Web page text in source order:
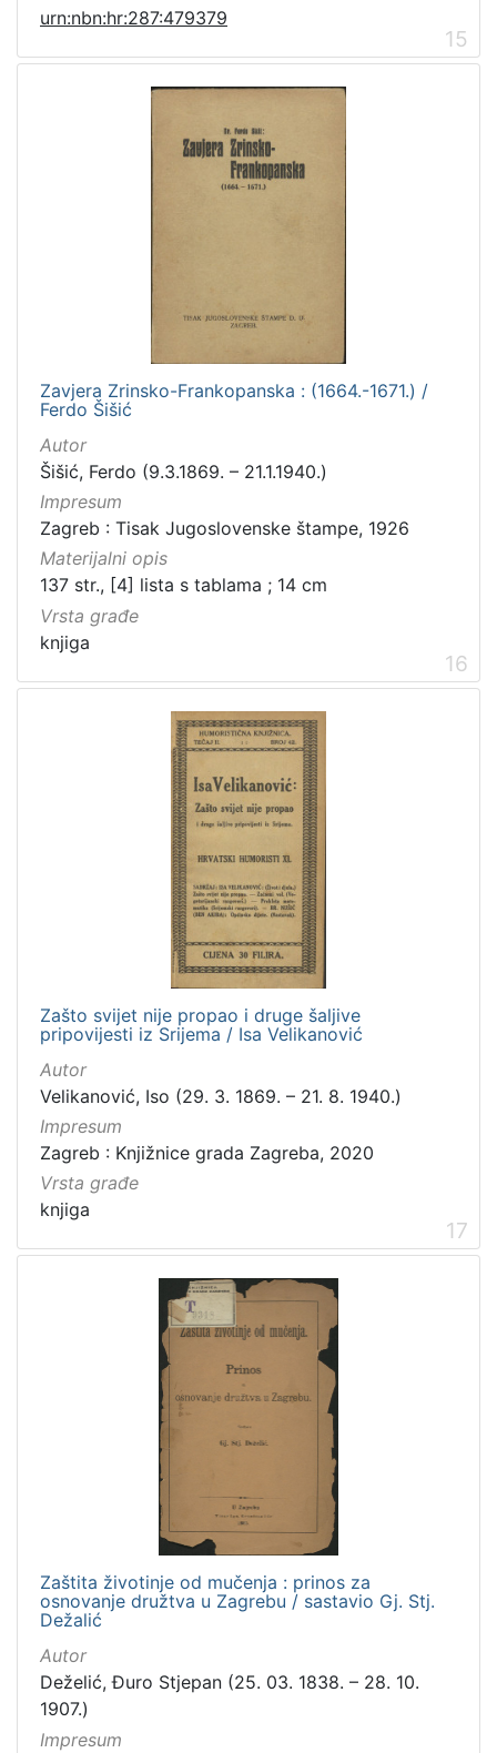
urn:nbn:hr:287:479379
15
Zavjera Zrinsko-Frankopanska : (1664.-1671.) /
Ferdo Šišić
Autor
Šišić, Ferdo (9.3.1869. – 21.1.1940.)
Impresum
Zagreb : Tisak Jugoslovenske štampe, 1926
Materijalni opis
137 str., [4] lista s tablama ; 14 cm
Vrsta građe
knjiga
16
Zašto svijet nije propao i druge šaljive
pripovijesti iz Srijema / Isa Velikanović
Autor
Velikanović, Iso (29. 3. 1869. – 21. 8. 1940.)
Impresum
Zagreb : Knjižnice grada Zagreba, 2020
Vrsta građe
knjiga
17
Zaštita životinje od mučenja : prinos za
osnovanje družtva u Zagrebu / sastavio Gj. Stj.
Dežalić
Autor
Deželić, Đuro Stjepan (25. 03. 1838. – 28. 10.
1907.)
Impresum